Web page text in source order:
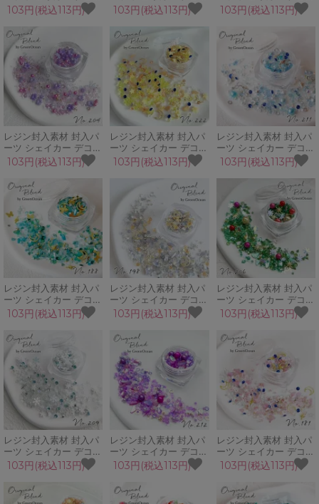
ーツ 黄昏 イチョウ 銀
杏 秋 メープル カレッ
ト 和風 GreenOceanオ
リジナルブレンド♪
103円(税込113円)
ーツ ディープシー 蓄光
サメ 海 夏 マリン 貝 星
青 ネイビー
GreenOceanオリジナ
ルブレンド♪
103円(税込113円)
ーツ ブルーラグーン オ
レンジ レモン マリン
海 リゾート
GreenOceanオリジナ
ルブレンド♪
103円(税込113円)
レジン封入素材 封入パ
ーツ シェイカー デコパ
ーツ ヘリオトロープ お
花 パール ガラスブリオ
ン GreenOceanオリジ
ナルブレンド♪
103円(税込113円)
レジン封入素材 封入パ
ーツ シェイカー デコパ
ーツ ヴィーナスイエロ
ー シェル ビジュー 月
星 金星 GreenOceanオ
リジナルブレンド♪
103円(税込113円)
レジン封入素材 封入パ
ーツ シェイカー デコパ
ーツ 0時のお姫様 ブリ
オン ビジュー カレット
パール GreenOceanオ
リジナルブレンド♪
103円(税込113円)
レジン封入素材 封入パ
ーツ シェイカー デコパ
ーツ 宮殿の王女様 蝶
月 夜 アラビアンナイト
GreenOceanオリジナ
ルブレンド♪
103円(税込113円)
レジン封入素材 封入パ
ーツ シェイカー デコパ
ーツ ロアーウルフ 月
夜 狼 白銀 ブリオン シ
ェル ビジュー
GreenOceanオリジナ
ルブレンド♪
103円(税込113円)
レジン封入素材 封入パ
ーツ シェイカー デコパ
ーツ ノエル クリスマス
ツリー リース 雪 冬 緑
GreenOceanオリジナ
ルブレンド♪
103円(税込113円)
レジン封入素材 封入パ
ーツ シェイカー デコパ
ーツ アイスクリスタル
雪の結晶 冬 氷 透明
GreenOceanオリジナ
ルブレンド♪
103円(税込113円)
レジン封入素材 封入パ
ーツ シェイカー デコパ
ーツ クラシカルモーヴ
パール シェル スパンコ
ール GreenOceanオリ
ジナルブレンド♪
103円(税込113円)
レジン封入素材 封入パ
ーツ シェイカー デコパ
ーツ スウィートドリー
ムス 月 星 夜 夢 ムーン
ブリオン GreenOcean
オリジナルブレンド♪
103円(税込113円)